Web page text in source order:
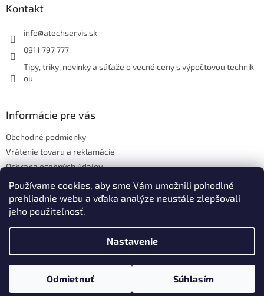
Používame cookies, aby sme Vám umožnili pohodlné
prehliadnie webu a vďaka analýze neustále zlepšovali
jeho použiteľnosť.
Nastavenie
Odmietnuť Súhlasím
Kontakt
info@atechservis.sk
0911 797 777
Tipy, triky, novinky a súťaže o vecné ceny s výpočtovou technik
ou
Informácie pre vás
Obchodné podmienky
Vrátenie tovaru a reklamácie
Ochrana osobných údajov
Hodnotenie obchodu
ATECH.services s.r.o.
Upraviť nastavenie cookies